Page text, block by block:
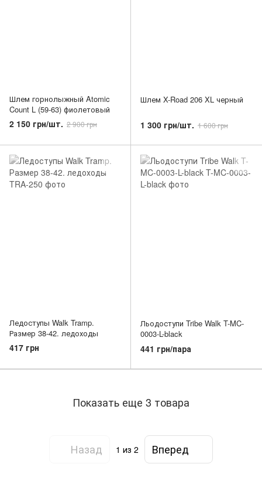
Шлем горнолыжный Atomic
Count L (59-63) фиолетовый
2 150 грн/шт. 2 900 грн
Шлем X-Road 206 XL черный
1 300 грн/шт. 1 600 грн
Ледоступы Walk Tramp.
Размер 38-42. ледоходы
417 грн
Льодоступи Tribe Walk T-MC-
0003-L-black
441 грн/пара
Показать еще 3 товара
Назад 1 из 2 Вперед